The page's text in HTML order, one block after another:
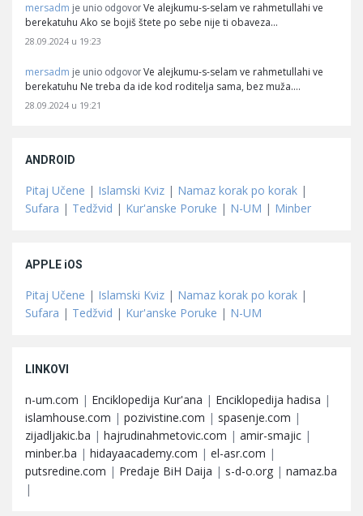
mersadm je unio odgovor Ve alejkumu-s-selam ve rahmetullahi ve
berekatuhu Ako se bojiš štete po sebe nije ti obaveza…
28.09.2024 u 19:23
mersadm je unio odgovor Ve alejkumu-s-selam ve rahmetullahi ve
berekatuhu Ne treba da ide kod roditelja sama, bez muža.…
28.09.2024 u 19:21
ANDROID
Pitaj Učene | Islamski Kviz | Namaz korak po korak |
Sufara | Tedžvid | Kur'anske Poruke | N-UM | Minber
APPLE iOS
Pitaj Učene | Islamski Kviz | Namaz korak po korak |
Sufara | Tedžvid | Kur'anske Poruke | N-UM
LINKOVI
n-um.com | Enciklopedija Kur'ana | Enciklopedija hadisa |
islamhouse.com | pozivistine.com | spasenje.com |
zijadljakic.ba | hajrudinahmetovic.com | amir-smajic |
minber.ba | hidayaacademy.com | el-asr.com |
putsredine.com | Predaje BiH Daija | s-d-o.org | namaz.ba
|